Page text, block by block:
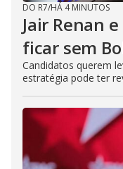
DO R7/HÁ 4 MINUTOS
Jair Renan
ficar sem
Candidatos querem
estratégia pode ter